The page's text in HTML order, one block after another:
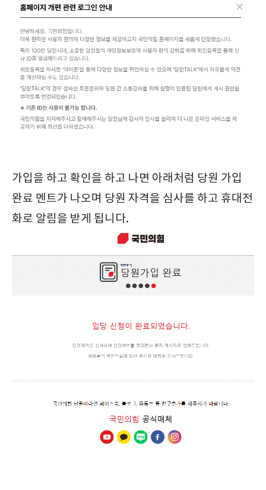
가입을 하고 확인을 하고 나면 아래처럼 당원 가입
완료 멘트가 나오며 당원 자격을 심사를 하고 휴대전
화로 알림을 받게 됩니다.